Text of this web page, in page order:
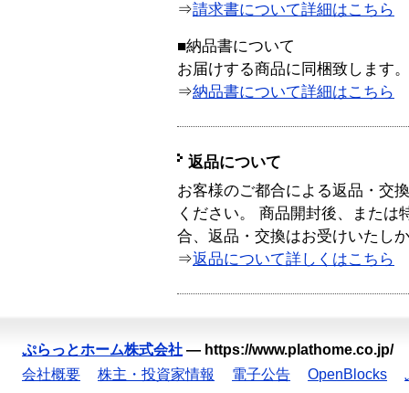
⇒請求書について詳細はこちら
■納品書について
お届けする商品に同梱致します。
⇒納品書について詳細はこちら
返品について
お客様のご都合による返品・交
ください。 商品開封後、または
合、返品・交換はお受けいたし
⇒返品について詳しくはこちら
ぷらっとホーム株式会社 — https://www.plathome.co.jp/
会社概要
株主・投資家情報 電子公告 OpenBlocks